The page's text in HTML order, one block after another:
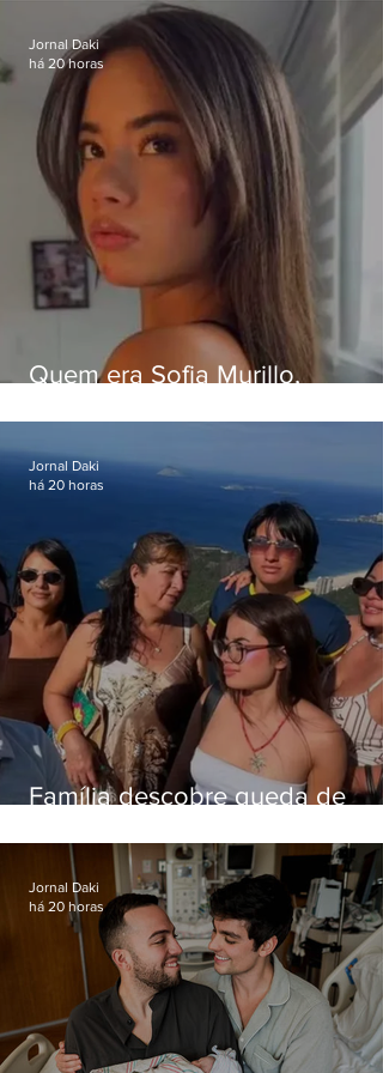
da Band
Quem era Sofia Murillo,
em queda de helicóptero no
Jornal Daki
há 20 horas
Família descobre queda de
enquanto aguardava segundo
voo
Jornal Daki
há 20 horas
Jornal Daki
há 20 horas